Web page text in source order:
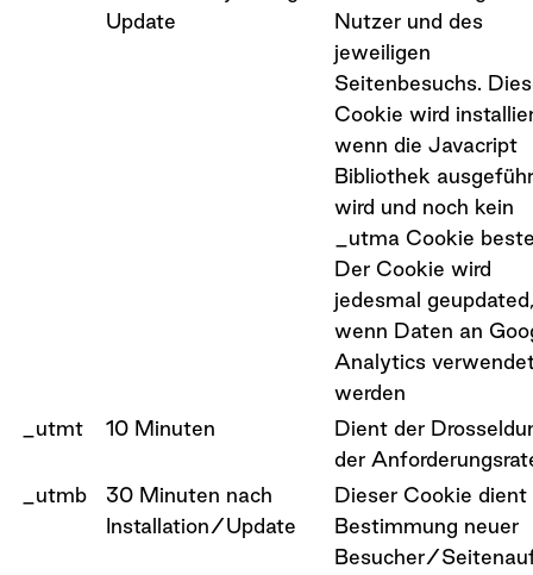
Update
Nutzer und des
jeweiligen
Seitenbesuchs.
Cookie wird
wenn die Javacript
Bibliothek
wird und noch kein
_utma Cookie
Der Cookie wird
jedesmal geupdated,
wenn Daten an
Analytics
werden
_utmt
10 Minuten
Dient der
der
_utmb
30 Minuten nach
Installation/Update
Dieser Cookie dient
Bestimmung neuer
Besucher/